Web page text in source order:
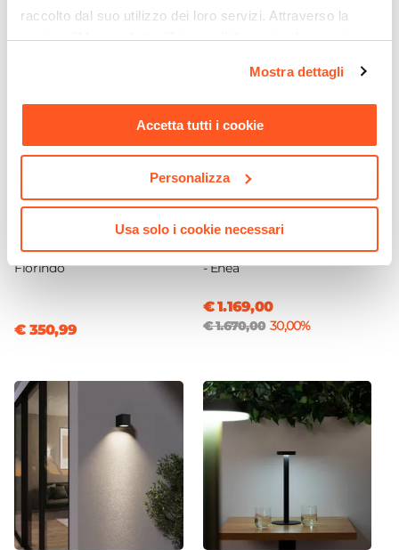
raccolto dal suo utilizzo dei loro servizi. Attraverso la
sezione "Mostra dettagli" è possibile gestire le proprie
momento. Per maggiori informazioni si invita a leggere la
nostraCookie Policy.
Mostra dettagli
Accetta tutti i cookie
Personalizza
Usa solo i cookie necessari
CODICE:KM-2NR
Tavolo alto rotondo 70 cm
in polietilene grafite -
Florindo
€ 350,99
CODICE:ENP-33A
Pergola con tetto a lamelle
3x3 m in alluminio antracite
- Enea
€ 1.169,00
€ 1.670,00 30,00%